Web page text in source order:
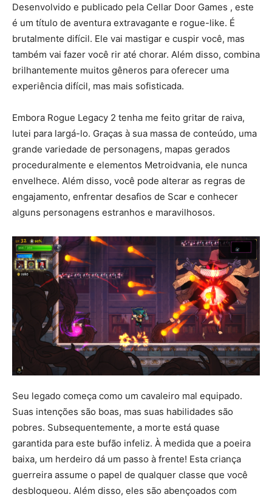
Desenvolvido e publicado pela Cellar Door Games , este
é um título de aventura extravagante e rogue-like. É
brutalmente difícil. Ele vai mastigar e cuspir você, mas
também vai fazer você rir até chorar. Além disso, combina
brilhantemente muitos gêneros para oferecer uma
experiência difícil, mas mais sofisticada.
Embora Rogue Legacy 2 tenha me feito gritar de raiva,
lutei para largá-lo. Graças à sua massa de conteúdo, uma
grande variedade de personagens, mapas gerados
proceduralmente e elementos Metroidvania, ele nunca
envelhece. Além disso, você pode alterar as regras de
engajamento, enfrentar desafios de Scar e conhecer
alguns personagens estranhos e maravilhosos.
Seu legado começa como um cavaleiro mal equipado.
Suas intenções são boas, mas suas habilidades são
pobres. Subsequentemente, a morte está quase
garantida para este bufão infeliz. À medida que a poeira
baixa, um herdeiro dá um passo à frente! Esta criança
guerreira assume o papel de qualquer classe que você
desbloqueou. Além disso, eles são abençoados com